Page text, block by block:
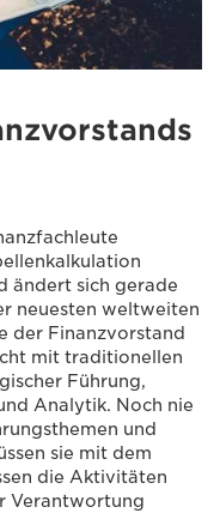
ändert sich gerade
neuesten weltweiten
der Finanzvorstand
mit traditionellen
Führung,
Analytik. Noch nie
und
sie mit dem
die Aktivitäten
Verantwortung